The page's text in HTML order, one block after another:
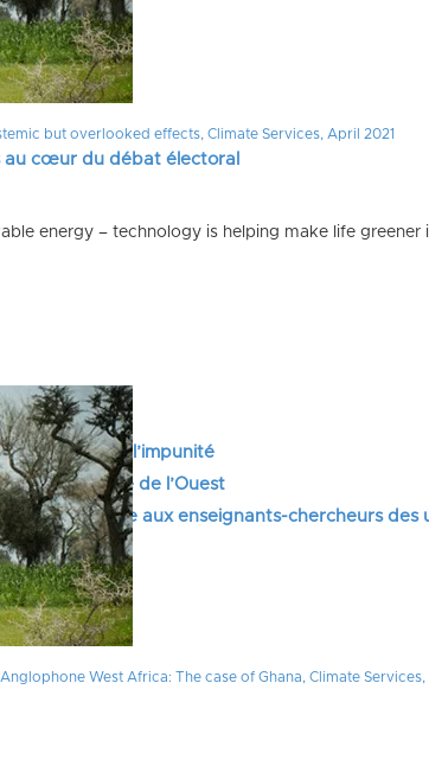
au cœur du débat électoral
et lutte contre l’impunité
en Afrique de l’Ouest
: la parole aux enseignants-chercheurs des
but overlooked effects, Climate Services, April 2021
energy – technology is helping make life
West Africa: The case of Ghana, Climate Services,